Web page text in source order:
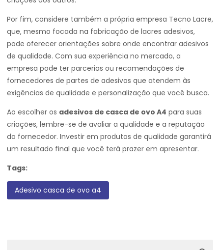
Por fim, considere também a própria empresa Tecno Lacre,
que, mesmo focada na fabricação de lacres adesivos,
pode oferecer orientações sobre onde encontrar adesivos
de qualidade. Com sua experiência no mercado, a
empresa pode ter parcerias ou recomendações de
fornecedores de partes de adesivos que atendem às
exigências de qualidade e personalização que você busca.
Ao escolher os adesivos de casca de ovo A4 para suas
criações, lembre-se de avaliar a qualidade e a reputação
do fornecedor. Investir em produtos de qualidade garantirá
um resultado final que você terá prazer em apresentar.
Tags:
Adesivo casca de ovo a4